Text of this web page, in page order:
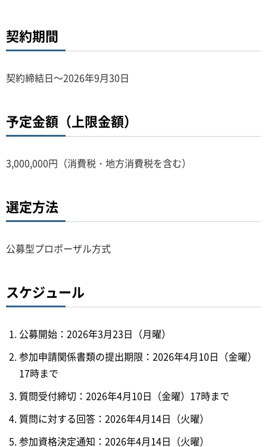
契約期間
契約締結日～2026年9月30日
予定金額（上限金額）
3,000,000円（消費税・地方消費税を含む）
選定方法
公募型プロポーザル方式
スケジュール
公募開始：2026年3月23日（月曜）
参加申請関係書類の提出期限：2026年4月10日（金曜）
17時まで
質問受付締切：2026年4月10日（金曜）17時まで
質問に対する回答：2026年4月14日（火曜）
参加資格決定通知：2026年4月14日（火曜）